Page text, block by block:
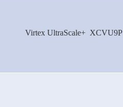
Virtex UltraScale+ XCVU9P